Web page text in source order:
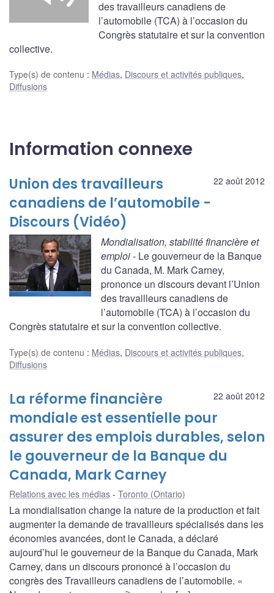
des travailleurs canadiens de
l’automobile (TCA) à l’occasion du
Congrès statutaire et sur la convention
collective.
Type(s) de contenu : Médias, Discours et activités publiques,
Diffusions
Information connexe
22 août 2012
Union des travailleurs
canadiens de l’automobile -
Discours (Vidéo)
Mondialisation, stabilité financière et
emploi- Le gouverneur de la Banque
du Canada, M. Mark Carney,
prononce un discours devant l’Union
des travailleurs canadiens de
l’automobile (TCA) à l’occasion du
Congrès statutaire et sur la convention collective.
Type(s) de contenu : Médias, Discours et activités publiques,
Diffusions
22 août 2012
La réforme financière
mondiale est essentielle pour
assurer des emplois durables, selon
le gouverneur de la Banque du
Canada, Mark Carney
Relations avec les médias Toronto (Ontario)
La mondialisation change la nature de la production et fait
augmenter la demande de travailleurs spécialisés dans les
économies avancées, dont le Canada, a déclaré
aujourd’hui le gouverneur de la Banque du Canada, Mark
Carney, dans un discours prononcé à l’occasion du
congrès des Travailleurs canadiens de l’automobile. «